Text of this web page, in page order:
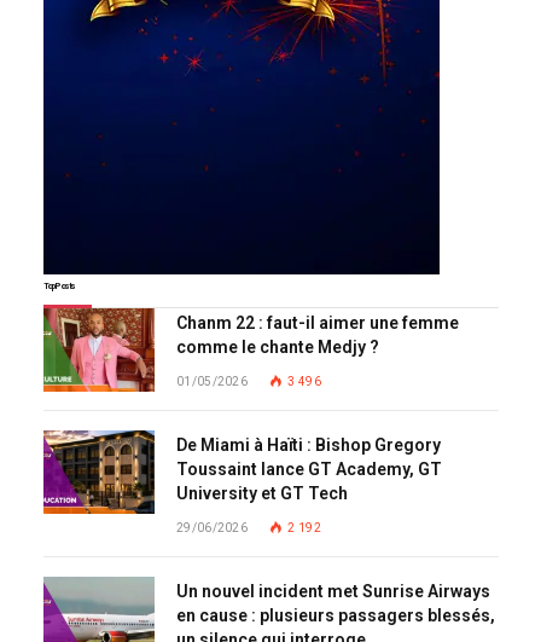
Top Posts
Chanm 22 : faut-il aimer une femme
comme le chante Medjy ?
01/05/2026 3 496
De Miami à Haïti : Bishop Gregory
Toussaint lance GT Academy, GT
University et GT Tech
29/06/2026 2 192
Un nouvel incident met Sunrise Airways
en cause : plusieurs passagers blessés,